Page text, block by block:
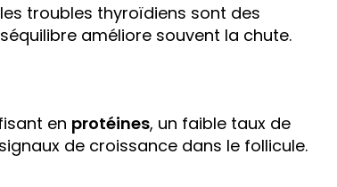
troubles thyroïdiens sont des
améliore souvent la chute.
en protéines, un faible taux de
de croissance dans le follicule.